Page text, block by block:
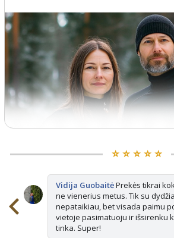
⭐️ ⭐️ ⭐️ ⭐️ ⭐️
Vidija GuobaitėPrekės tikrai
ne vienerius metus. Tik su
nepataikiau, bet visada paimu
vietoje pasimatuoju ir išsirenku
tinka. Super!